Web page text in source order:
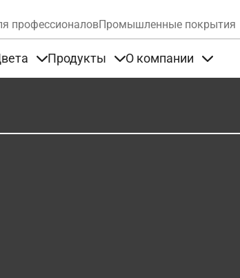
профессионаловПромышленные покрытия
Продукты О компании